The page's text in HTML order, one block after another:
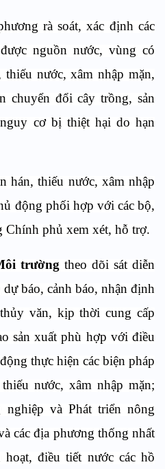
rà soát, xác định các
nguồn nước, vùng có
nước, xâm nhập mặn,
chuyển đổi cây trồng, sản
cơ bị thiệt hại do hạn
hán, thiếu nước, xâm nhập
động phối hợp với các bộ,
Chính phủ xem xét, hỗ trợ.
trường theo dõi sát diễn
báo, cảnh báo, nhận định
văn, kịp thời cung cấp
sản xuất phù hợp với điều
thực hiện các biện pháp
nước, xâm nhập mặn;
và Phát triển nông
các địa phương thống nhất
điều tiết nước các hồ